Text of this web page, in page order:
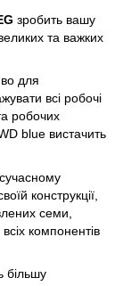
зробить вашу
та важких
для
всі робочі
робочих
blue вистачить
конструкції,
семи,
компонентів
більшу